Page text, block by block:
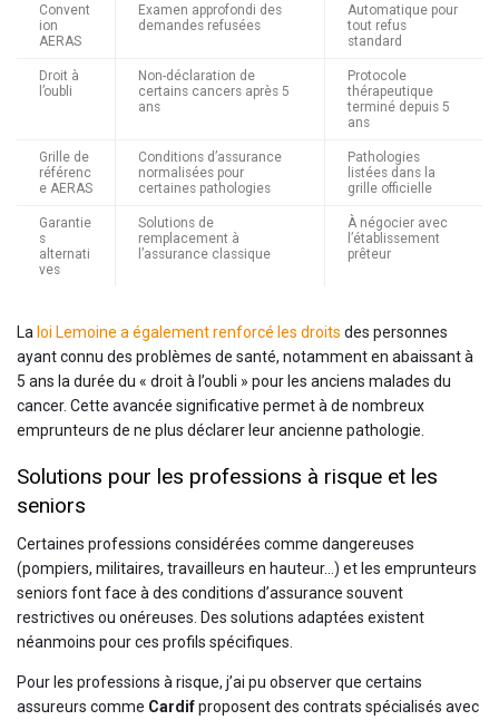
Convent
ion
AERAS
Examen approfondi des
demandes refusées
Automatique pour
tout refus
standard
Droit à
l’oubli
Non-déclaration de
certains cancers après 5
ans
Protocole
thérapeutique
terminé depuis 5
ans
Grille de
référenc
e AERAS
Conditions d’assurance
normalisées pour
certaines pathologies
Pathologies
listées dans la
grille officielle
Garantie
s
alternati
ves
Solutions de
remplacement à
l’assurance classique
À négocier avec
l’établissement
prêteur
La loi Lemoine a également renforcé les droits des personnes
ayant connu des problèmes de santé, notamment en abaissant à
5 ans la durée du « droit à l’oubli » pour les anciens malades du
cancer. Cette avancée significative permet à de nombreux
emprunteurs de ne plus déclarer leur ancienne pathologie.
Solutions pour les professions à risque et les
seniors
Certaines professions considérées comme dangereuses
(pompiers, militaires, travailleurs en hauteur…) et les emprunteurs
seniors font face à des conditions d’assurance souvent
restrictives ou onéreuses. Des solutions adaptées existent
néanmoins pour ces profils spécifiques.
Pour les professions à risque, j’ai pu observer que certains
assureurs comme Cardifproposent des contrats spécialisés avec